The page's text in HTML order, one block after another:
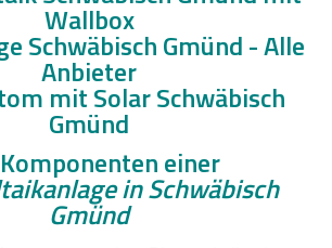
einer
in Schwäbisch
Gmünd